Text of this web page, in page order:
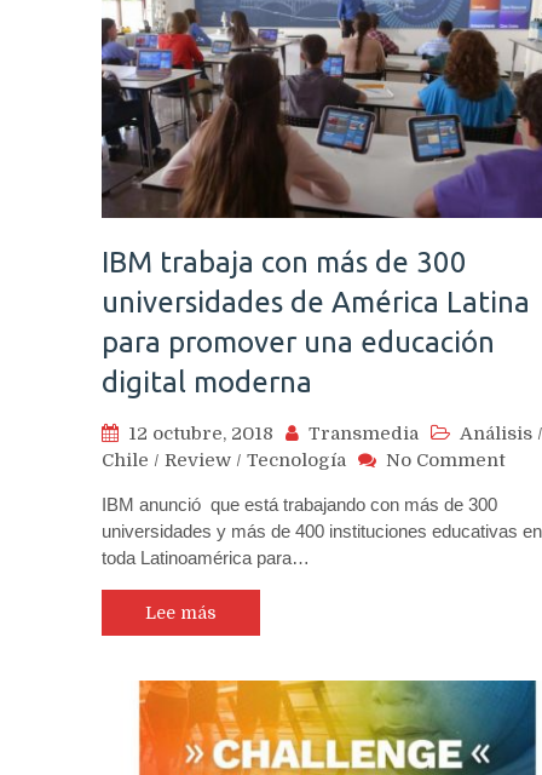
IBM trabaja con más de 300
universidades de América Latina
para promover una educación
digital moderna
12 octubre, 2018 Transmedia Análisis /
Chile / Review / Tecnología No Commenton
con
IBM anunció que está trabajando con más de 300
universidades y más de 400 instituciones educativas en
toda Latinoamérica para…
Lee más